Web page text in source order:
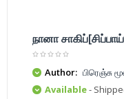
நானா
Author: பிரெஞ்சு
Available-